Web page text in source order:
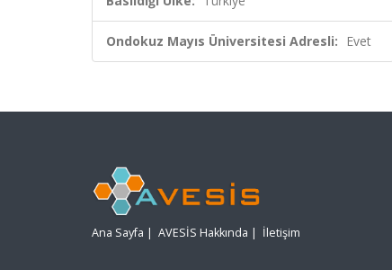
Ondokuz Mayıs Üniversitesi Adresli: Evet
Ana Sayfa | AVESİS Hakkında | İletişim